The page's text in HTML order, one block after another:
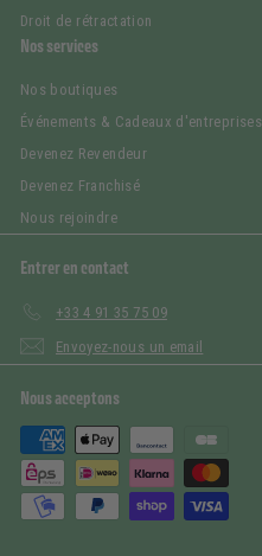
Droit de rétractation
Nos services
Nos boutiques
Événements & Cadeaux d'entreprises
Devenez Revendeur
Devenez Franchisé
Nous rejoindre
Entrer en contact
+33 4 91 35 75 09
Envoyez-nous un email
Nous acceptons